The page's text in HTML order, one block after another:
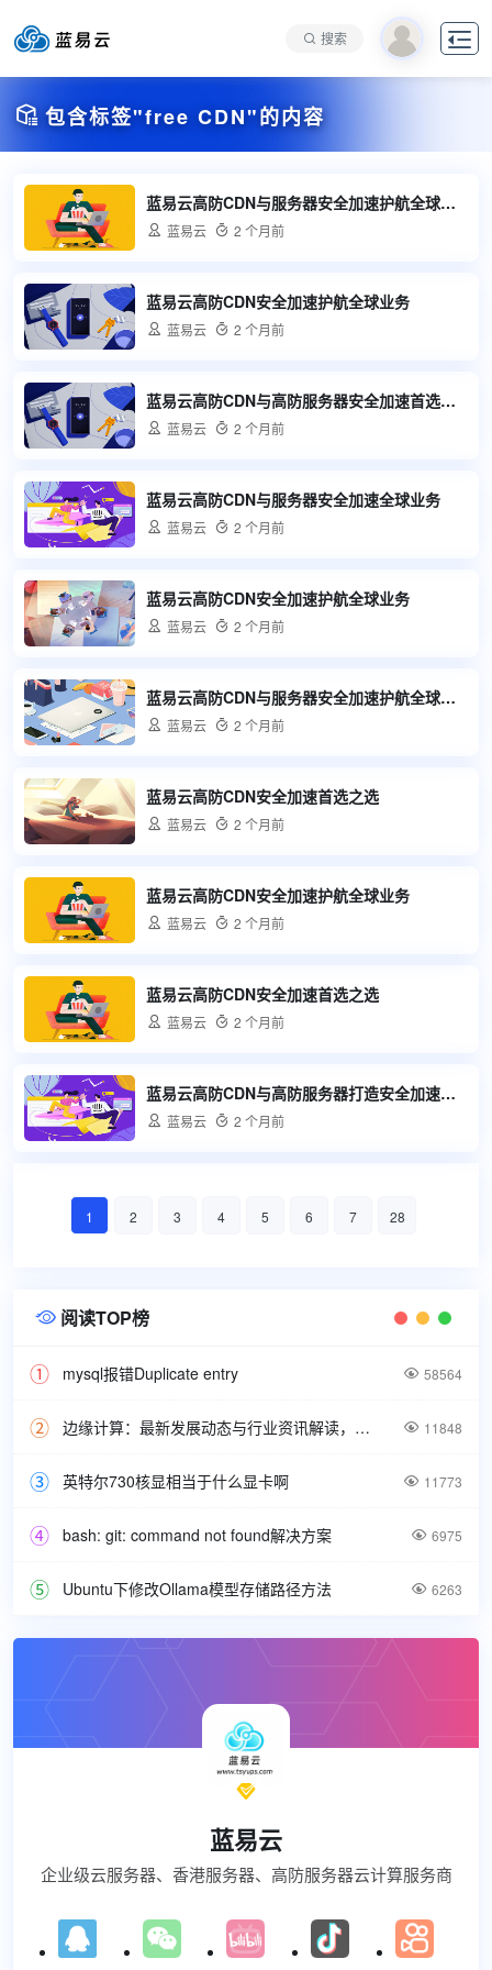
搜索 
 包含标签"free CDN"的内容
蓝易云高防CDN与服务器安全加速护航全球业务
 蓝易云  2 个月前
蓝易云高防CDN安全加速护航全球业务
 蓝易云  2 个月前
蓝易云高防CDN与高防服务器安全加速首选之选
 蓝易云  2 个月前
蓝易云高防CDN与服务器安全加速全球业务
 蓝易云  2 个月前
蓝易云高防CDN安全加速护航全球业务
 蓝易云  2 个月前
蓝易云高防CDN与服务器安全加速护航全球业务
 蓝易云  2 个月前
蓝易云高防CDN安全加速首选之选
 蓝易云  2 个月前
蓝易云高防CDN安全加速护航全球业务
 蓝易云  2 个月前
蓝易云高防CDN安全加速首选之选
 蓝易云  2 个月前
蓝易云高防CDN与高防服务器打造安全加速新标杆
 蓝易云  2 个月前
1 2 3 4 5 6 7 28
 阅读TOP榜
mysql报错Duplicate entry  58564
边缘计算：最新发展动态与行业资讯解读，洞悉技术前沿引领未来。  11848
英特尔730核显相当于什么显卡啊  11773
bash: git: command not found解决方案  6975
Ubuntu下修改Ollama模型存储路径方法  6263

蓝易云
企业级云服务器、香港服务器、高防服务器云计算服务商